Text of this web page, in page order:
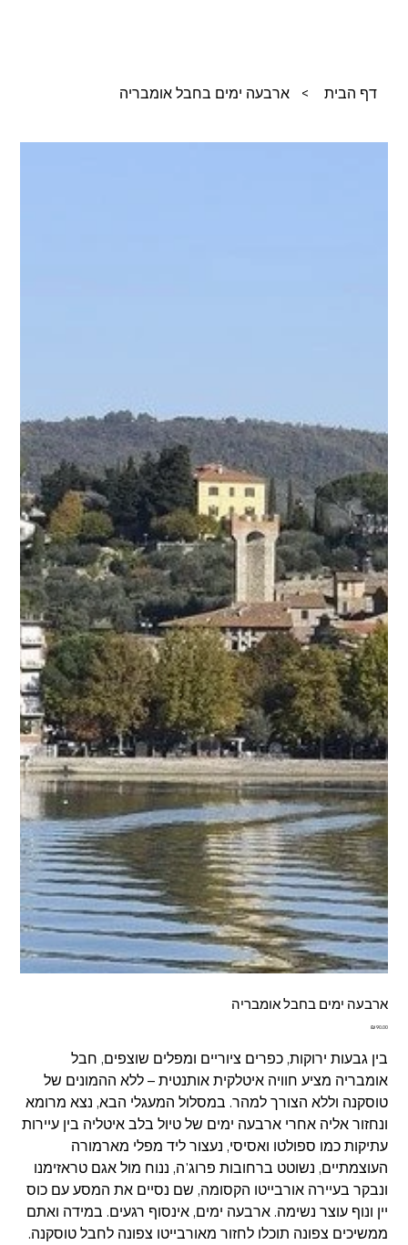
דף הבית > ארבעה ימים בחבל אומבריה
ארבעה ימים בחבל אומבריה
מחיר‏90.00 ‏₪
בין גבעות ירוקות, כפרים ציוריים ומפלים שוצפים, חבל
אומבריה מציע חוויה איטלקית אותנטית – ללא ההמונים של
טוסקנה וללא הצורך למהר. במסלול המעגלי הבא, נצא מרומא
ונחזור אליה אחרי ארבעה ימים של טיול בלב איטליה בין עיירות
עתיקות כמו ספולטו ואסיסי, נעצור ליד מפלי מארמורה
העוצמתיים, נשוטט ברחובות פרוג'ה, ננוח מול אגם טראזימנו
ונבקר בעיירה אורבייטו הקסומה, שם נסיים את המסע עם כוס
יין ונוף עוצר נשימה. ארבעה ימים, אינסוף רגעים. במידה ואתם
ממשיכים צפונה תוכלו לחזור מאורבייטו צפונה לחבל טוסקנה.